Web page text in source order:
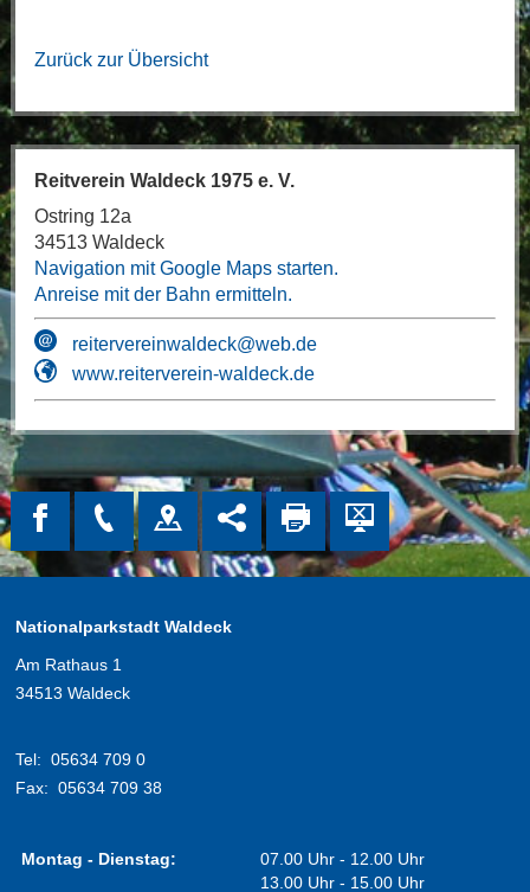
Zurück zur Übersicht
Reitverein Waldeck 1975 e. V.
Ostring 12a
34513 Waldeck
Navigation mit Google Maps starten.
Anreise mit der Bahn ermitteln.
reitervereinwaldeck@web.de
www.reiterverein-waldeck.de
Nationalparkstadt Waldeck
Am Rathaus 1
34513 Waldeck
Tel: 05634 709 0
Fax: 05634 709 38
Montag - Dienstag:
07.00 Uhr - 12.00 Uhr
13.00 Uhr - 15.00 Uhr